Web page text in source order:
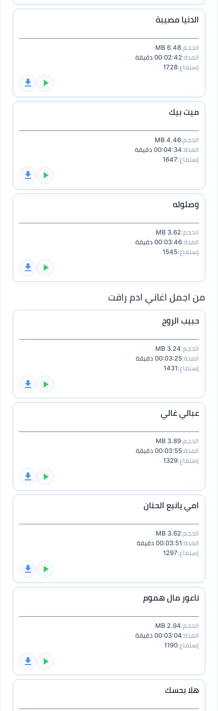
الدنيا مصيبة
الحجم:6.48 MB
المدة:00:02:42 دقيقة
إستماع:1728
ميت بيك
الحجم:4.46 MB
المدة:00:04:34 دقيقة
إستماع:1647
وصلوله
الحجم:3.62 MB
المدة:00:03:46 دقيقة
إستماع:1545
من اجمل اغاني ادم رافت
حبيب الروح
الحجم:3.24 MB
المدة:00:03:25 دقيقة
إستماع:1431
عبالي غالي
الحجم:3.89 MB
المدة:00:03:55 دقيقة
إستماع:1329
امي يانبع الحنان
الحجم:3.62 MB
المدة:00:03:51 دقيقة
إستماع:1297
ناعور مال هموم
الحجم:2.94 MB
المدة:00:03:04 دقيقة
إستماع:1190
هلا بحسك